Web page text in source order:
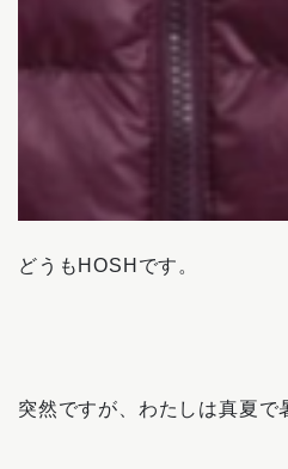
どうもHOSHです。
突然ですが、わたしは真夏